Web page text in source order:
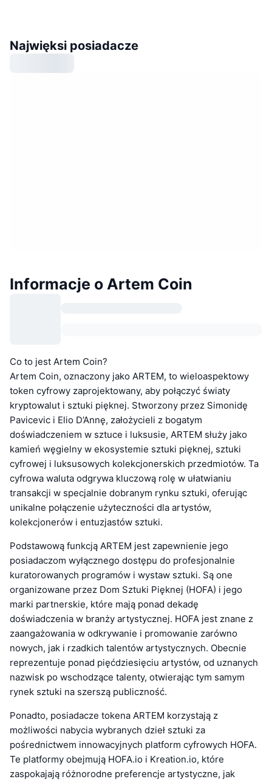
Najwięksi posiadacze
Informacje o Artem Coin
Co to jest Artem Coin?
Artem Coin, oznaczony jako ARTEM, to wieloaspektowy
token cyfrowy zaprojektowany, aby połączyć światy
kryptowalut i sztuki pięknej. Stworzony przez Simonidę
Pavicevic i Elio D’Annę, założycieli z bogatym
doświadczeniem w sztuce i luksusie, ARTEM służy jako
kamień węgielny w ekosystemie sztuki pięknej, sztuki
cyfrowej i luksusowych kolekcjonerskich przedmiotów. Ta
cyfrowa waluta odgrywa kluczową rolę w ułatwianiu
transakcji w specjalnie dobranym rynku sztuki, oferując
unikalne połączenie użyteczności dla artystów,
kolekcjonerów i entuzjastów sztuki.
Podstawową funkcją ARTEM jest zapewnienie jego
posiadaczom wyłącznego dostępu do profesjonalnie
kuratorowanych programów i wystaw sztuki. Są one
organizowane przez Dom Sztuki Pięknej (HOFA) i jego
marki partnerskie, które mają ponad dekadę
doświadczenia w branży artystycznej. HOFA jest znane z
zaangażowania w odkrywanie i promowanie zarówno
nowych, jak i rzadkich talentów artystycznych. Obecnie
reprezentuje ponad pięćdziesięciu artystów, od uznanych
nazwisk po wschodzące talenty, otwierając tym samym
rynek sztuki na szerszą publiczność.
Ponadto, posiadacze tokena ARTEM korzystają z
możliwości nabycia wybranych dzieł sztuki za
pośrednictwem innowacyjnych platform cyfrowych HOFA.
Te platformy obejmują HOFA.io i Kreation.io, które
zaspokajają różnorodne preferencje artystyczne, jak